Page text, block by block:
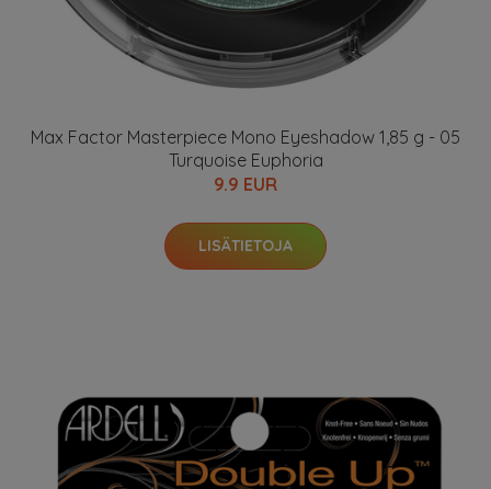
Max Factor Masterpiece Mono Eyeshadow 1,85 g - 05
Turquoise Euphoria
9.9 EUR
LISÄTIETOJA